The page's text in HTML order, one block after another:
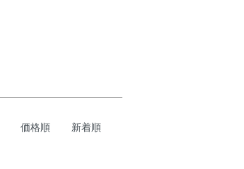
価格順 新着順